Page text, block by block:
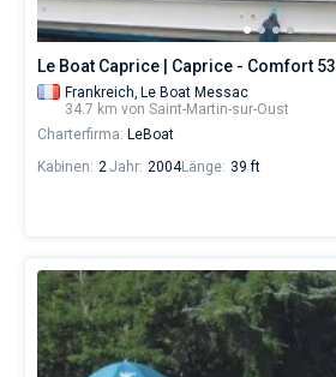
Le Boat Caprice | Caprice - Comfort 53
Frankreich, Le Boat Messac
34.7 km von Saint-Martin-sur-Oust
Charterfirma: LeBoat
Kabinen: 2Jahr: 2004Länge: 39 ft